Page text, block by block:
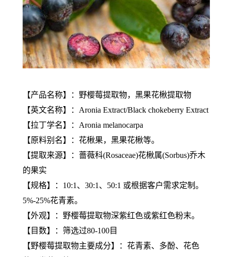
【产品名称】：野樱莓提取物，黑果花楸提取物
【英文名称】：Aronia Extract/Black chokeberry Extract
【拉丁学名】：Aronia melanocarpa
【原料别名】：花楸果，黑果花楸等。
【提取来源】：蔷薇科(Rosaceae)花楸属(Sorbus)乔木
的果实
【规格】：10:1、30:1、50:1 或根据客户需求定制。
5%-25%花青素。
【外观】：野樱莓提取物深紫红色或紫红色粉末。
【目数】：筛选过80-100目
【野樱莓提取物主要成分】：花青素、多酚、花色